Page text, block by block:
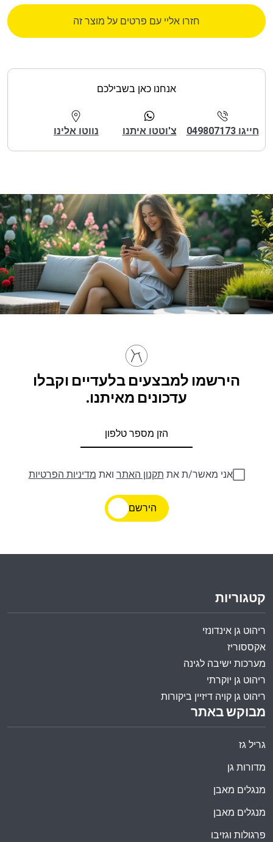
חזרו אליי עם פרטים על מוצר זה
אנחנו כאן בשבילכם
חייגו 049807173 צ'וטטו איתנו נווטו אלינו
הירשמו למבצעים בלעדיים וקבלו
עדכונים מאיתנו.
אני מאשר/ת את תקנון האתר ואת מדיניות הפרטיות
הירשם
מבוקש באתר
גריל גז
מדורות גן
מנגלים מאבן
מנגלים מאבן
פרגולות וגזיבו
קטגוריות
ריהוט גן אינדונזי
אקססוריז
מערכות ישיבה לגינה
ריהוט גן יוקרתי
ריהוט גן קויה דיזיין ביקורות